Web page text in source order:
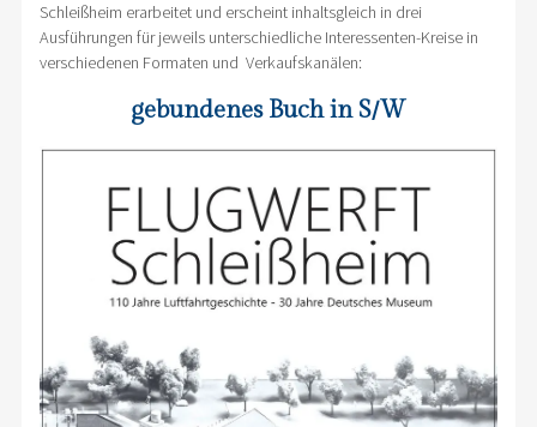
Schleißheim erarbeitet und erscheint inhaltsgleich in drei
Ausführungen für jeweils unterschiedliche Interessenten-Kreise in
verschiedenen Formaten und Verkaufskanälen:
gebundenes Buch in S/W